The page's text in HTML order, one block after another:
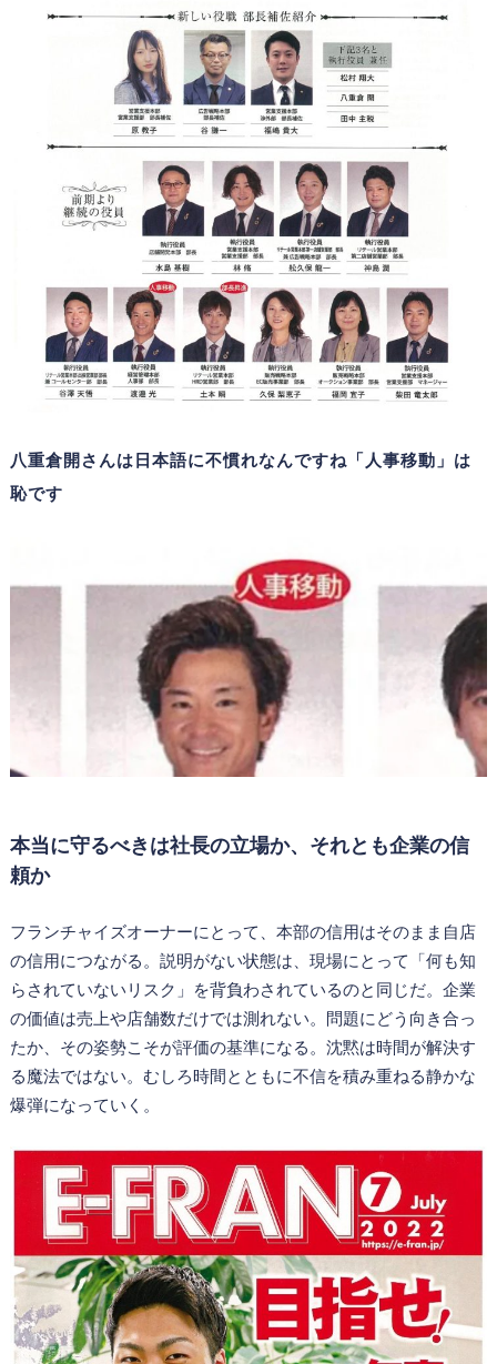
八重倉開さんは日本語に不慣れなんですね「人事移動」は
恥です
本当に守るべきは社長の立場か、それとも企業の信
頼か
フランチャイズオーナーにとって、本部の信用はそのまま自店
の信用につながる。説明がない状態は、現場にとって「何も知
らされていないリスク」を背負わされているのと同じだ。企業
の価値は売上や店舗数だけでは測れない。問題にどう向き合っ
たか、その姿勢こそが評価の基準になる。沈黙は時間が解決す
る魔法ではない。むしろ時間とともに不信を積み重ねる静かな
爆弾になっていく。